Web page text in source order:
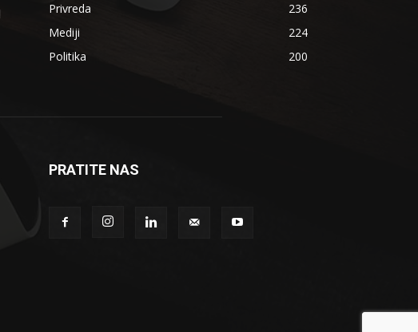
Privreda
236
Mediji
224
Politika
200
PRATITE NAS